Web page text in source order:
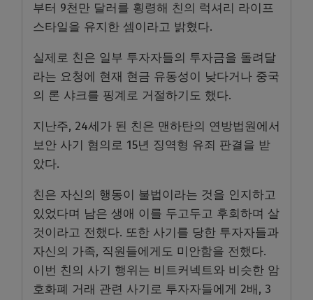
부터 9천만 달러를 횡령해 친의 럭셔리 라이프
스타일을 유지한 셈이라고 밝혔다.
실제로 친은 일부 투자자들의 투자금을 돌려달
라는 요청에 현재 현금 유동성이 낮다거나 중국
의 론 샤크를 핑계로 거절하기도 했다.
지난주, 24세가 된 친은 맨하탄의 연방법원에서
보안 사기 혐의로 15년 징역형 유죄 판결을 받
았다.
친은 자신의 행동이 불법이라는 것을 인지하고
있었다며 남은 생애 이를 두고두고 후회하며 살
것이라고 전했다. 또한 사기를 당한 투자자들과
자신의 가족, 직원들에게도 미안함을 전했다.
이번 친의 사기 행위는 비트커넥트와 비슷한 암
호화폐 거래 관련 사기로 투자자들에게 2배, 3